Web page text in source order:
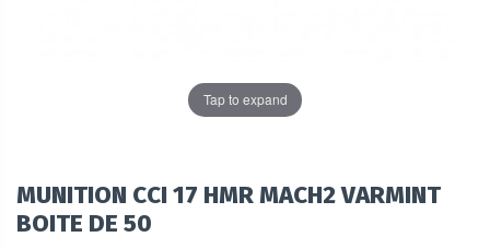
Tap to expand
MUNITION CCI 17 HMR MACH2 VARMINT
BOITE DE 50